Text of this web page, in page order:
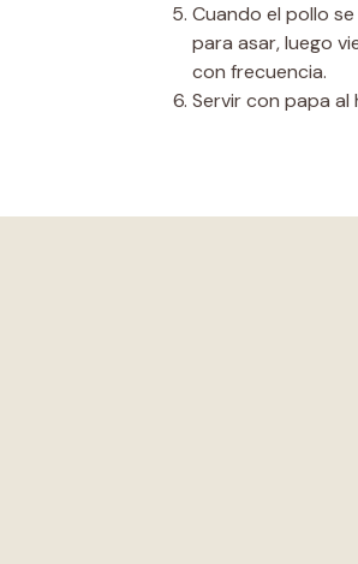
Cuando el pollo
para asar, luego
con frecuencia.
Servir con papa al